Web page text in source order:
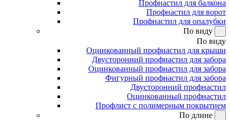
Профнастил для балкона
Профнастил для ворот
Профнастил для опалубки
По виду
По виду
Оцинкованный профнастил для крыши
Двусторонний профнастил для забора
Оцинкованный профнастил для забора
Фигурный профнастил для забора
Двусторонний профнастил
Оцинкованный профнастил
Профлист с полимерным покрытием
По длине